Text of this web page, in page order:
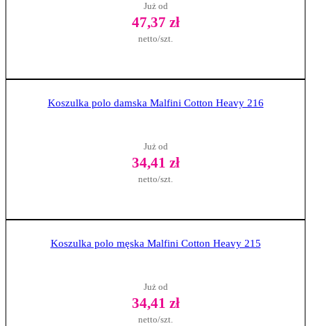
Już od
47,37 zł
netto/szt.
Koszulka polo damska Malfini Cotton Heavy 216
Już od
34,41 zł
netto/szt.
Koszulka polo męska Malfini Cotton Heavy 215
Już od
34,41 zł
netto/szt.